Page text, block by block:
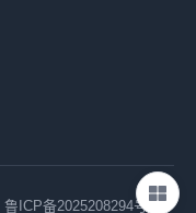
鲁ICP备2025208294号-82